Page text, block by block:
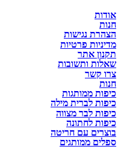
אודות
חנות
הצהרת נגישות
מדיניות פרטיות
תקנון אתר
שאלות ותשובות
צרו קשר
חנות
כיפות ממותגות
כיפות לברית מילה
כיפות לבר מצווה
כיפות לחתונה
בוצרים עם חריטה
ספלים ממותגים